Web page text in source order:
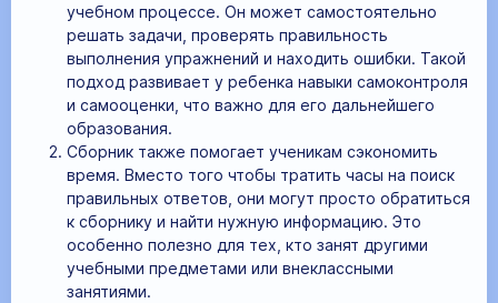
учебном процессе. Он может самостоятельно
решать задачи, проверять правильность
выполнения упражнений и находить ошибки. Такой
подход развивает у ребенка навыки самоконтроля
и самооценки, что важно для его дальнейшего
образования.
Сборник также помогает ученикам сэкономить
время. Вместо того чтобы тратить часы на поиск
правильных ответов, они могут просто обратиться
к сборнику и найти нужную информацию. Это
особенно полезно для тех, кто занят другими
учебными предметами или внеклассными
занятиями.